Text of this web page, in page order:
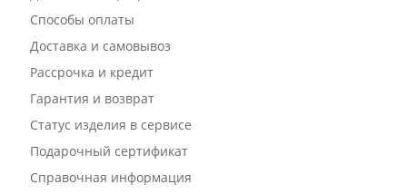
Способы оплаты
Доставка и самовывоз
Рассрочка и кредит
Гарантия и возврат
Статус изделия в сервисе
Подарочный сертификат
Справочная информация